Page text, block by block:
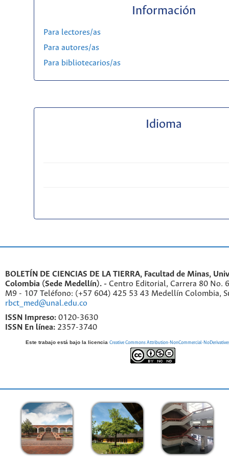
Información
Para lectores/as
Para autores/as
Para bibliotecarios/as
Idioma
BOLETÍN DE CIENCIAS DE LA TIERRA, Facultad de Minas,
Colombia (Sede Medellín). - Centro Editorial, Carrera 80 No.
M9 - 107 Teléfono: (+57 604) 425 53 43 Medellín Colombia,
rbct_med@unal.edu.co
ISSN Impreso: 0120-3630
ISSN En línea: 2357-3740
Este trabajo está bajo la licencia Creative Commons Attribution-NonCommercial-